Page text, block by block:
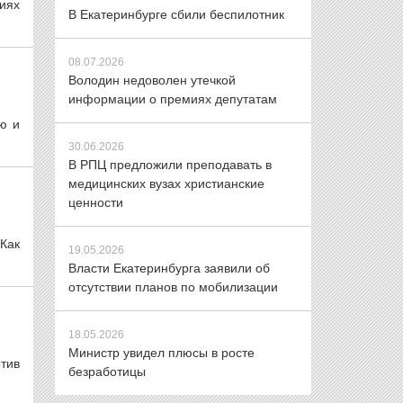
и
В Екатеринбурге сбили беспилотник
08.07.2026
Володин недоволен утечкой
информации о премиях депутатам
30.06.2026
В РПЦ предложили преподавать в
медицинских вузах христианские
ценности
19.05.2026
Власти Екатеринбурга заявили об
отсутствии планов по мобилизации
18.05.2026
Министр увидел плюсы в росте
безработицы